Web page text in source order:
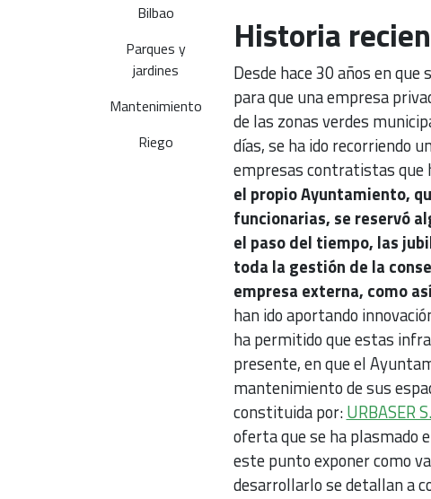
Bilbao
Parques y
jardines
Mantenimiento
Riego
Historia
Desde hace 30 años en
para que una empresa
de las zonas verdes
días, se ha ido recorriendo
empresas contratistas que
el propio Ayuntamiento,
funcionarias, se reservó
el paso del tiempo, las
toda la gestión de la
empresa externa, como
han ido aportando
ha permitido que estas
presente, en que el
mantenimiento de sus
constituida por:URBASER
oferta que se ha plasmado
este punto exponer como
desarrollarlo se detallan a